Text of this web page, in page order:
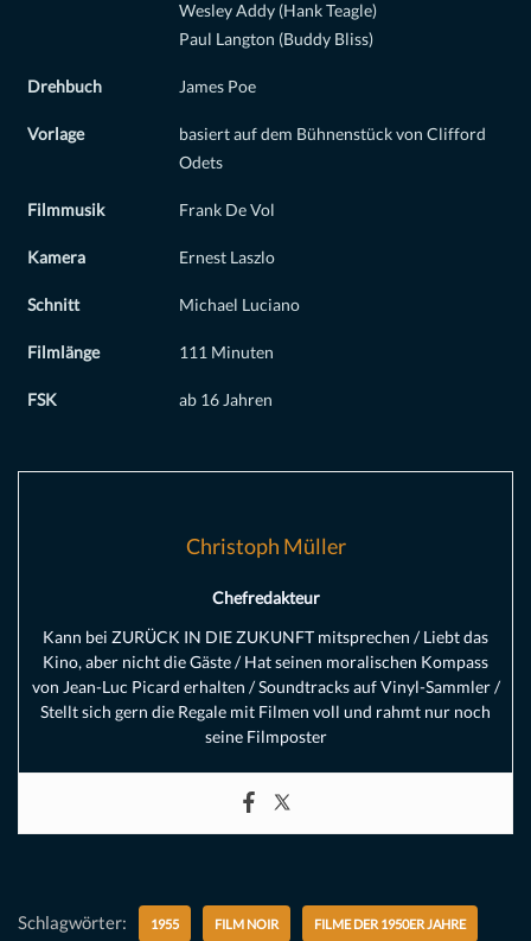
Wesley Addy (Hank Teagle)
Paul Langton (Buddy Bliss)
Drehbuch James Poe
Vorlage
basiert auf dem Bühnenstück von Clifford
Odets
Filmmusik Frank De Vol
Kamera Ernest Laszlo
Schnitt Michael Luciano
Filmlänge 111 Minuten
FSK ab 16 Jahren
Christoph Müller
Chefredakteur
Kann bei ZURÜCK IN DIE ZUKUNFT mitsprechen / Liebt das
Kino, aber nicht die Gäste / Hat seinen moralischen Kompass
von Jean-Luc Picard erhalten / Soundtracks auf Vinyl-Sammler /
Stellt sich gern die Regale mit Filmen voll und rahmt nur noch
seine Filmposter
Schlagwörter: 1955 FILM NOIR FILME DER 1950ER JAHRE